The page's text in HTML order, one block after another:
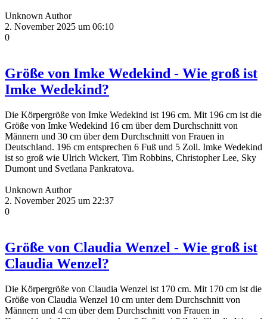
Unknown Author
2. November 2025 um 06:10
0
Größe von Imke Wedekind - Wie groß ist
Imke Wedekind?
Die Körpergröße von Imke Wedekind ist 196 cm. Mit 196 cm ist die
Größe von Imke Wedekind 16 cm über dem Durchschnitt von
Männern und 30 cm über dem Durchschnitt von Frauen in
Deutschland. 196 cm entsprechen 6 Fuß und 5 Zoll. Imke Wedekind
ist so groß wie Ulrich Wickert, Tim Robbins, Christopher Lee, Sky
Dumont und Svetlana Pankratova.
Unknown Author
2. November 2025 um 22:37
0
Größe von Claudia Wenzel - Wie groß ist
Claudia Wenzel?
Die Körpergröße von Claudia Wenzel ist 170 cm. Mit 170 cm ist die
Größe von Claudia Wenzel 10 cm unter dem Durchschnitt von
Männern und 4 cm über dem Durchschnitt von Frauen in